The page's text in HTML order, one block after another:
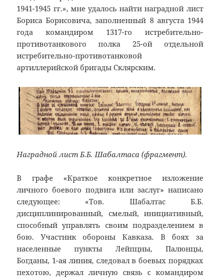
1941-1945 гг.», мне удалось найти наградной лист
Бориса Борисовича, заполненный 8 августа 1944
года командиром 1317-го истребительно-
противотанкового полка 25-ой отдельной
истребительно-противотанковой
артиллерийской бригады Склярским.
Наградной лист Б.Б. Шабалтаса (фрагмент).
В графе «Краткое конкретное изложение
личного боевого подвига или заслуг» написано
следующее: «Тов. Шабалтас Б.Б.
дисциплинированный, смелый, инициативный,
способный управлять своим подразделением в
бою. Участник обороны Кавказа. В боях за
населенные пункты Лейпцны, Палюнцы,
Богданы, 1-ая линия, следовал в боевых порядках
пехотою, держал личную связь с командиром